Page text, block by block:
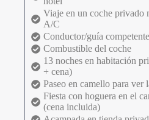
Viaje en un coche privado
A/C
Conductor/guía
Combustible del coche
13 noches en habitación
+ cena)
Paseo en camello para ver
Fiesta con hoguera en el
(cena incluida)